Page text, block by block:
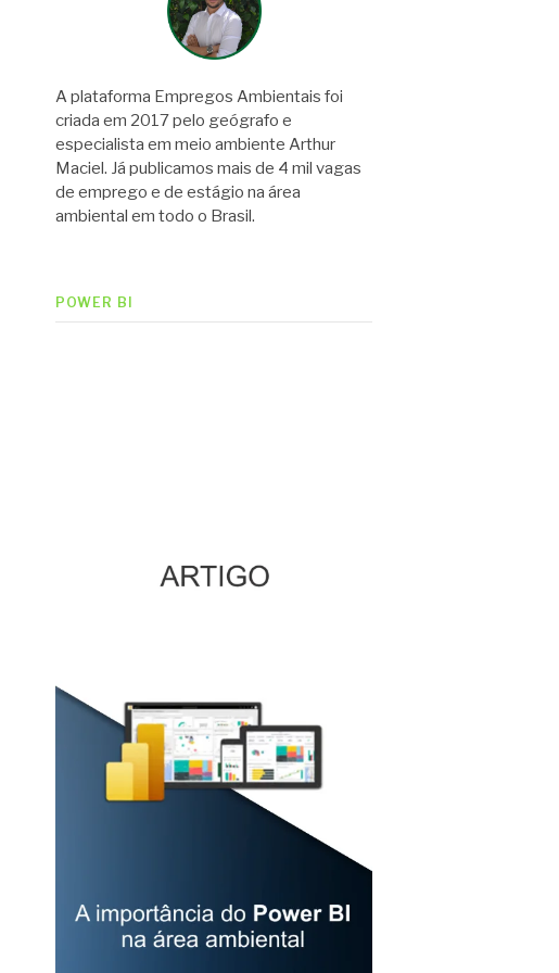
A plataforma Empregos Ambientais foi
criada em 2017 pelo geógrafo e
especialista em meio ambiente Arthur
Maciel. Já publicamos mais de 4 mil vagas
de emprego e de estágio na área
ambiental em todo o Brasil.
POWER BI